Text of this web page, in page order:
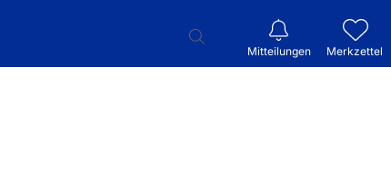
Mitteilungen Merkzettel